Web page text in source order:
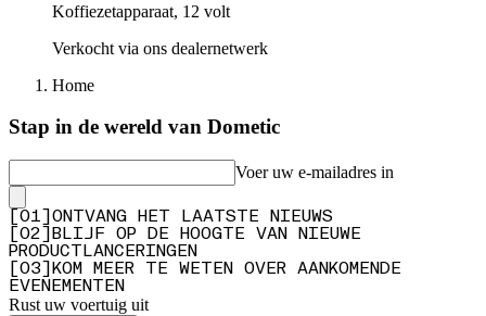
Koffiezetapparaat, 12 volt
Verkocht via ons dealernetwerk
Home
Stap in de wereld van Dometic
Voer uw e-mailadres in
01
ONTVANG HET LAATSTE NIEUWS
02
BLIJF OP DE HOOGTE VAN NIEUWE
PRODUCTLANCERINGEN
03
KOM MEER TE WETEN OVER AANKOMENDE
EVENEMENTEN
Rust uw voertuig uit